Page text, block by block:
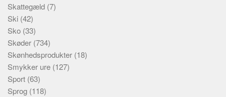
Skattegæld (7)
Ski (42)
Sko (33)
Skøder (734)
Skønhedsprodukter (18)
Smykker ure (127)
Sport (63)
Sprog (118)